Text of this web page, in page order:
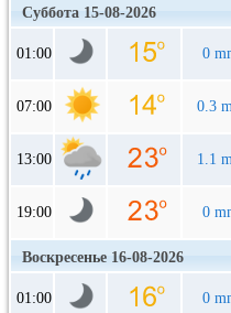
Суббота 15-08-2026
01:00 0
07:00 0.3
13:00 1.1
19:00 0
Воскресенье 16-08-2026
01:00 0